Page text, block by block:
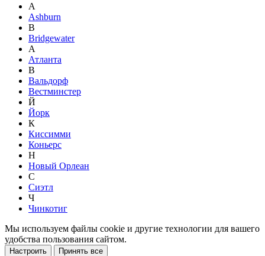
A
Ashburn
B
Bridgewater
А
Атланта
В
Вальдорф
Вестминстер
Й
Йорк
К
Киссимми
Коньерс
Н
Новый Орлеан
С
Сиэтл
Ч
Чинкотиг
Мы используем файлы cookie и другие технологии для вашего
удобства пользования сайтом.
Настроить Принять все